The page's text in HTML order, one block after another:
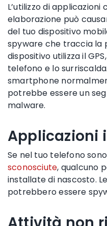
L’utilizzo di applicazioni
elaborazione può
del tuo dispositivo
spyware che traccia la
dispositivo utilizza il
telefono e lo
smartphone
potrebbe essere un
malware.
Applicazioni
Se nel tuo telefono
sconosciute, qualcuno
installate di nascosto.
potrebbero essere